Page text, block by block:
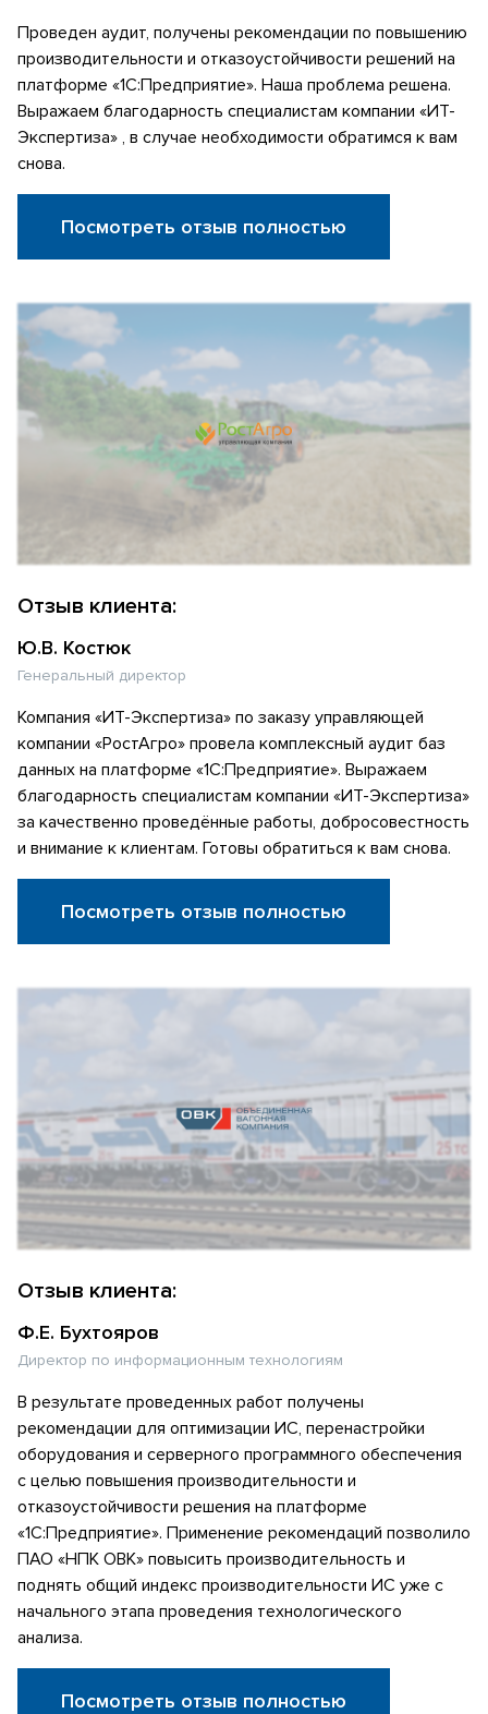
Проведен аудит, получены рекомендации по повышению
производительности и отказоустойчивости решений на
платформе «1С:Предприятие». Наша проблема решена.
Выражаем благодарность специалистам компании «ИТ-
Экспертиза» , в случае необходимости обратимся к вам
снова.
Посмотреть отзыв полностью
Отзыв клиента:
Ю.В. Костюк
Генеральный директор
Компания «ИТ-Экспертиза» по заказу управляющей
компании «РостАгро» провела комплексный аудит баз
данных на платформе «1С:Предприятие». Выражаем
благодарность специалистам компании «ИТ-Экспертиза»
за качественно проведённые работы, добросовестность
и внимание к клиентам. Готовы обратиться к вам снова.
Посмотреть отзыв полностью
Отзыв клиента:
Ф.Е. Бухтояров
Директор по информационным технологиям
В результате проведенных работ получены
рекомендации для оптимизации ИС, перенастройки
оборудования и серверного программного обеспечения
с целью повышения производительности и
отказоустойчивости решения на платформе
«1С:Предприятие». Применение рекомендаций позволило
ПАО «НПК ОВК» повысить производительность и
поднять общий индекс производительности ИС уже с
начального этапа проведения технологического
анализа.
Посмотреть отзыв полностью